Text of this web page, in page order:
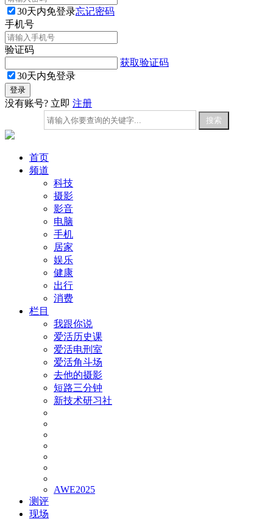
30天内免登录忘记密码
手机号
验证码
获取验证码
30天内免登录
没有账号? 立即 注册
首页
频道
科技
摄影
影音
电脑
手机
居家
娱乐
健康
出行
消费
栏目
我跟你说
爱活历史课
爱活电刑室
爱活角斗场
去他的摄影
短路三分钟
新技术研习社
AWE2025
测评
现场